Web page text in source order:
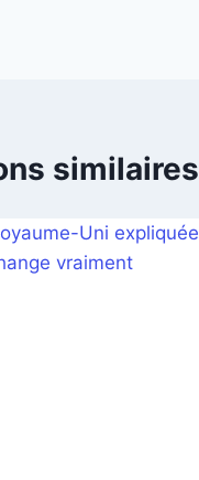
similaires